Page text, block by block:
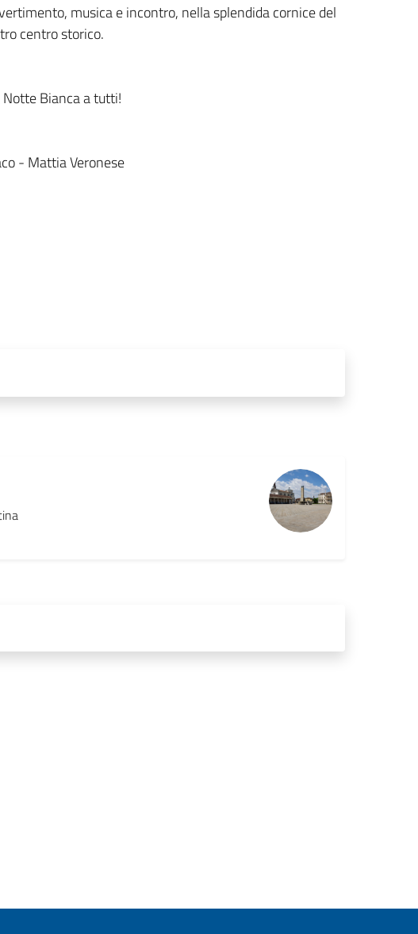
musica e incontro, nella splendida cornice del
centro storico.
Notte Bianca a tutti!
- Mattia Veronese